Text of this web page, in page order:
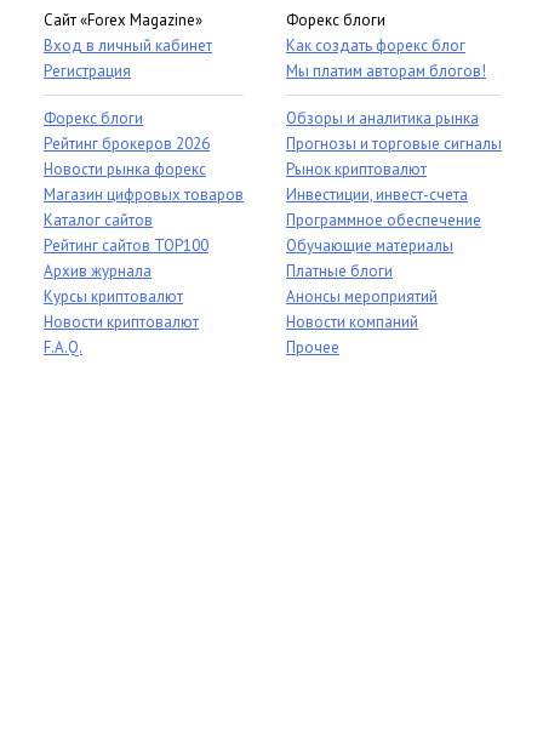
Сайт «Forex Magazine»
Вход в личный кабинет
Регистрация
Форекс блоги
Рейтинг брокеров 2026
Новости рынка форекс
Магазин цифровых товаров
Каталог сайтов
Рейтинг сайтов TOP100
Архив журнала
Курсы криптовалют
Новости криптовалют
F.A.Q.
Форекс блоги
Как создать форекс блог
Мы платим авторам блогов!
Обзоры и аналитика рынка
Прогнозы и торговые сигналы
Рынок криптовалют
Инвестиции, инвест-счета
Программное обеспечение
Обучающие материалы
Платные блоги
Анонсы мероприятий
Новости компаний
Прочее